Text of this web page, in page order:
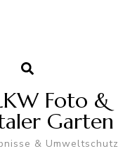
Foto &
Garten
& Umweltschutz